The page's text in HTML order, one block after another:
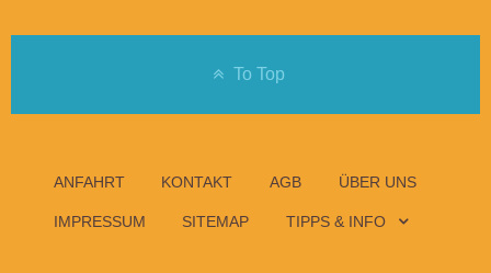
To Top
ANFAHRT KONTAKT AGB ÜBER UNS
IMPRESSUM SITEMAP TIPPS & INFO